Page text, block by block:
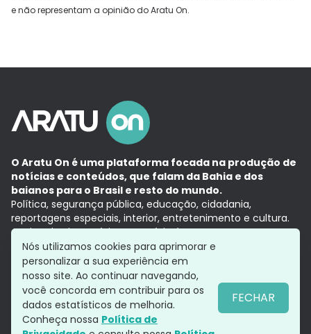
e não representam a opinião do Aratu On.
O Aratu On é uma plataforma focada na produção de
notícias e conteúdos, que falam da Bahia e dos
baianos para o Brasil e resto do mundo.
Política, segurança pública, educação, cidadania,
reportagens especiais, interior, entretenimento e cultura.
Aqui, tudo vira notícia e a notícia é no tempo presente,
com a credibilidade do Grupo Aratu.
Grupo Aratu
Política de privacidade
Siga-nos
Nós utilizamos cookies para aprimorar e
personalizar a sua experiência em
nosso site. Ao continuar navegando,
você concorda em contribuir para os
dados estatísticos de melhoria.
Conheça nossa Política de
FECHAR